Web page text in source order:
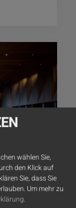
wählen Sie,
den Klick auf
Sie, dass Sie
Um mehr zu
.